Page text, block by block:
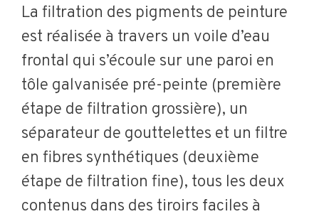
La filtration des pigments de peinture
est réalisée à travers un voile d’eau
frontal qui s’écoule sur une paroi en
tôle galvanisée pré-peinte (première
étape de filtration grossière), un
séparateur de gouttelettes et un filtre
en fibres synthétiques (deuxième
étape de filtration fine), tous les deux
contenus dans des tiroirs faciles à